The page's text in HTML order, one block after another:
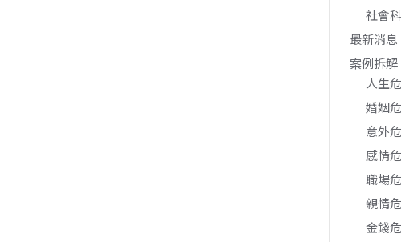
社會
最新消息
案例拆解
人生
婚姻
意外
感情
職場
親情
金錢